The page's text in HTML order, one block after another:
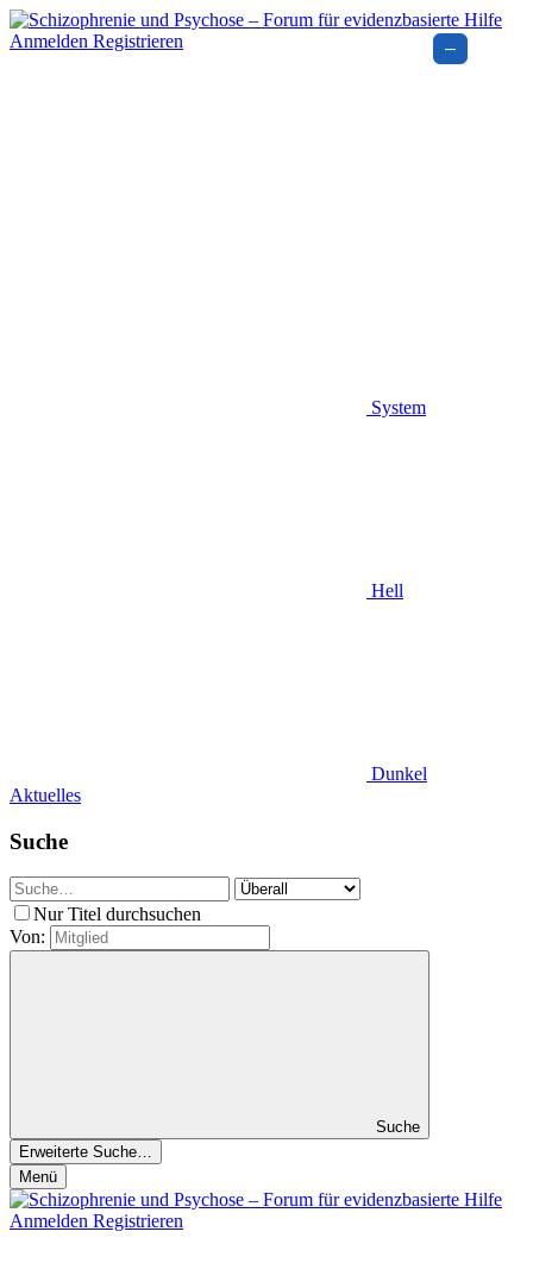
Anmelden Registrieren
System
Hell
Dunkel
Aktuelles
Suche
Nur Titel durchsuchen
Von:
Suche
Erweiterte Suche…
Menü
Anmelden Registrieren
–